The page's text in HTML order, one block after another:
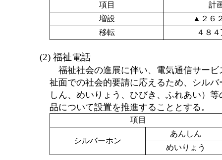
項目
計
増設
▲２６
移転
４８
(2) 福祉電話
福祉社会の進展に伴い、電気通信サービ
祉面での社会的要請に応えるため、シルバ
しん、めいりょう、ひびき、ふれあい）
品について設置を推進することとする。
項目
シルバーホン
あんしん
めいりょう